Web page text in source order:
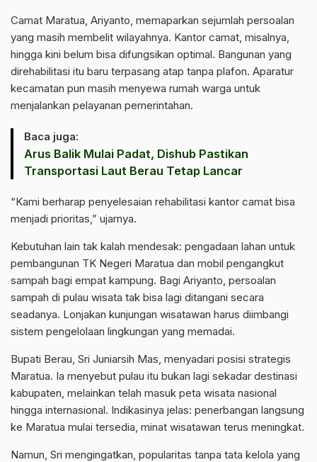
Camat Maratua, Ariyanto, memaparkan sejumlah persoalan
yang masih membelit wilayahnya. Kantor camat, misalnya,
hingga kini belum bisa difungsikan optimal. Bangunan yang
direhabilitasi itu baru terpasang atap tanpa plafon. Aparatur
kecamatan pun masih menyewa rumah warga untuk
menjalankan pelayanan pemerintahan.
Baca juga:
Arus Balik Mulai Padat, Dishub Pastikan
Transportasi Laut Berau Tetap Lancar
“Kami berharap penyelesaian rehabilitasi kantor camat bisa
menjadi prioritas,” ujarnya.
Kebutuhan lain tak kalah mendesak: pengadaan lahan untuk
pembangunan TK Negeri Maratua dan mobil pengangkut
sampah bagi empat kampung. Bagi Ariyanto, persoalan
sampah di pulau wisata tak bisa lagi ditangani secara
seadanya. Lonjakan kunjungan wisatawan harus diimbangi
sistem pengelolaan lingkungan yang memadai.
Bupati Berau, Sri Juniarsih Mas, menyadari posisi strategis
Maratua. Ia menyebut pulau itu bukan lagi sekadar destinasi
kabupaten, melainkan telah masuk peta wisata nasional
hingga internasional. Indikasinya jelas: penerbangan langsung
ke Maratua mulai tersedia, minat wisatawan terus meningkat.
Namun, Sri mengingatkan, popularitas tanpa tata kelola yang